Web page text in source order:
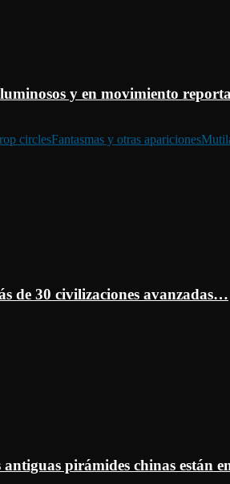
y en movimiento
circlesFantasmas y otras apariciones
de 30 civilizaciones avanzadas…
pirámides chinas están